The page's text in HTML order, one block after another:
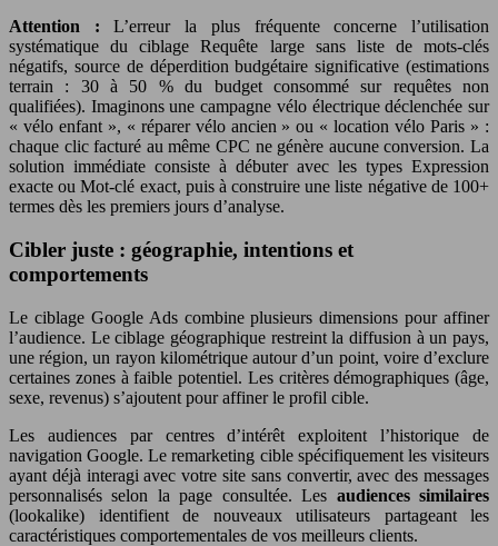
Attention : L’erreur la plus fréquente concerne l’utilisation
systématique du ciblage Requête large sans liste de mots-clés
négatifs, source de déperdition budgétaire significative (estimations
terrain : 30 à 50 % du budget consommé sur requêtes non
qualifiées). Imaginons une campagne vélo électrique déclenchée sur
« vélo enfant », « réparer vélo ancien » ou « location vélo Paris » :
chaque clic facturé au même CPC ne génère aucune conversion. La
solution immédiate consiste à débuter avec les types Expression
exacte ou Mot-clé exact, puis à construire une liste négative de 100+
termes dès les premiers jours d’analyse.
Cibler juste : géographie, intentions et
comportements
Le ciblage Google Ads combine plusieurs dimensions pour affiner
l’audience. Le ciblage géographique restreint la diffusion à un pays,
une région, un rayon kilométrique autour d’un point, voire d’exclure
certaines zones à faible potentiel. Les critères démographiques (âge,
sexe, revenus) s’ajoutent pour affiner le profil cible.
Les audiences par centres d’intérêt exploitent l’historique de
navigation Google. Le remarketing cible spécifiquement les visiteurs
ayant déjà interagi avec votre site sans convertir, avec des messages
personnalisés selon la page consultée. Les audiences similaires
(lookalike) identifient de nouveaux utilisateurs partageant les
caractéristiques comportementales de vos meilleurs clients.